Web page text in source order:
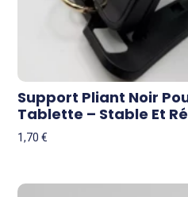
Support Pliant Noir
Tablette – Stable Et
1,70€